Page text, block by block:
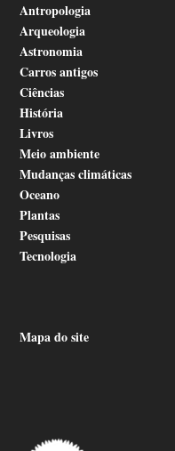
Antropologia
Arqueologia
Astronomia
Carros antigos
Ciências
História
Livros
Meio ambiente
Mudanças climáticas
Oceano
Plantas
Pesquisas
Tecnologia
Mapa do site